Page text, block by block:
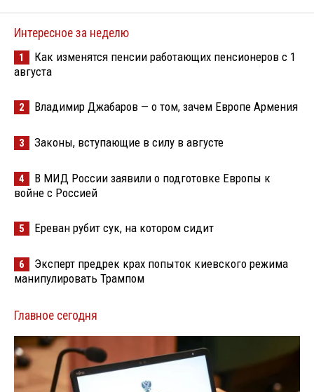
Интересное за неделю
1
Как изменятся пенсии работающих пенсионеров с 1
августа
2 Владимир Джабаров — о том, зачем Европе Армения
3 Законы, вступающие в силу в августе
4
В МИД России заявили о подготовке Европы к
войне с Россией
5 Ереван рубит сук, на котором сидит
6
Эксперт предрек крах попыток киевского режима
манипулировать Трампом
Главное сегодня